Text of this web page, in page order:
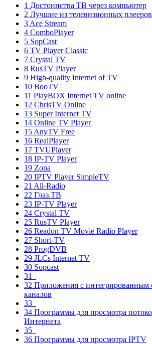
1 Достоинства ТВ через компьютер
2 Лучшие из телевизионных плееров
3 Ace Stream
4 ComboPlayer
5 SopCast
6 TV Player Classic
7 Crystal TV
8 RusTV Player
9 High-quality Internet of TV
10 BooTV
11 PlayBOX Internet TV online
12 ChrisTV Online
13 Super Internet TV
14 Online TV Player
15 AnyTV Free
16 RealPlayer
17 TVUPlayer
18 IP-TV Player
19 Zona
20 IPTV Player SimpleTV
21 All-Radio
22 Глаз.ТВ
23 IP-TV Player
24 Crystal TV
25 RusTV Player
26 Readon TV Movie Radio Player
27 Short-TV
28 ProgDVB
29 JLCs Internet TV
30 Sopcast
31
32 Приложения с интегрированным
каналов
33
34 Программы для просмотра
Интернета
35
36 Программы для просмотра IPTV